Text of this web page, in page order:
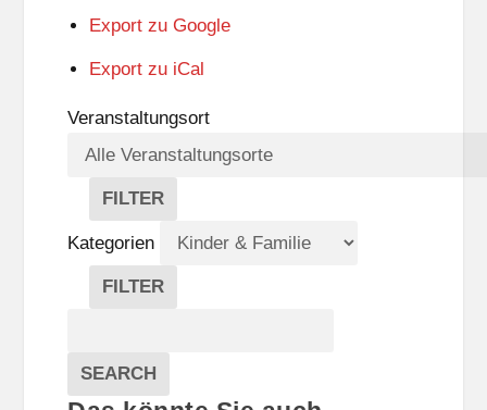
Export zu Google
Export zu iCal
Veranstaltungsort
FILTER
V
E
R
A
A
L
Kategorien
FILTER
E
G
Veranstaltungen
SEARCH